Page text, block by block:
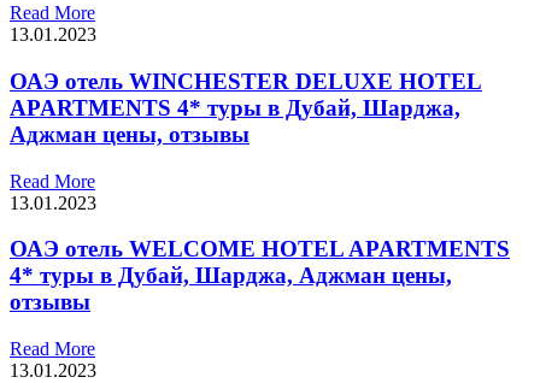
Read More
13.01.2023
ОАЭ отель WINCHESTER DELUXE HOTEL
APARTMENTS 4* туры в Дубай, Шарджа,
Аджман цены, отзывы
Read More
13.01.2023
ОАЭ отель WELCOME HOTEL APARTMENTS
4* туры в Дубай, Шарджа, Аджман цены,
отзывы
Read More
13.01.2023